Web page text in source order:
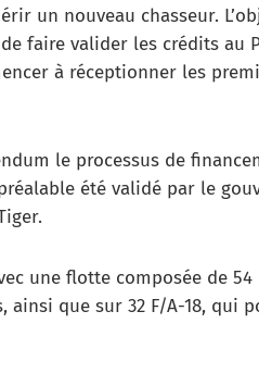
un nouveau chasseur.
faire valider les crédits au
à réceptionner les
le processus de
été validé par le
une flotte composée de 54
que sur 32 F/A-18, qui